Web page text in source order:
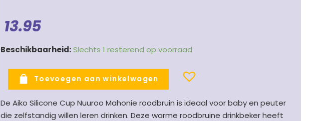
13.95
Beschikbaarheid:Slechts 1 resterend op voorraad
Nuuroo
deksel
Mahonie
siliconen
Toevoegen aan winkelwagen
De Aiko Silicone Cup Nuuroo Mahonie roodbruin is ideaal voor baby en peuter
die zelfstandig willen leren drinken. Deze warme roodbruine drinkbeker heeft